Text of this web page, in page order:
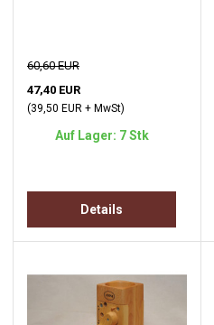
60,60 EUR
47,40 EUR
(39,50 EUR + MwSt)
Auf Lager: 7 Stk
Details